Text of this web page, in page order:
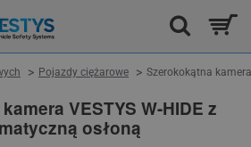
VESTYS W-HIDE z
osłoną
Pojazdy ciężarowe Szerokokątna